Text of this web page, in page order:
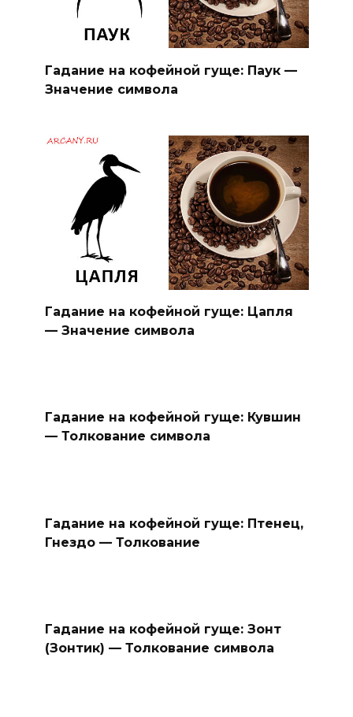
Гадание на кофейной гуще: Паук —
Значение символа
Гадание на кофейной гуще: Цапля
— Значение символа
Гадание на кофейной гуще: Кувшин
— Толкование символа
Гадание на кофейной гуще: Птенец,
Гнездо — Толкование
Гадание на кофейной гуще: Зонт
(Зонтик) — Толкование символа